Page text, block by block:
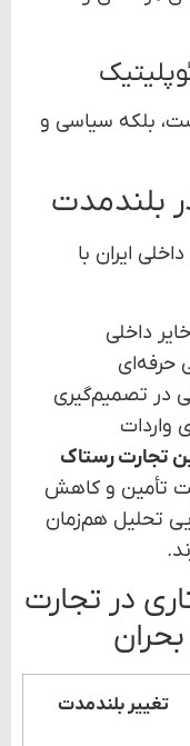
بلکه سیاسی و
در بلندمدت
ایران با
داخلی
حرفه‌ای
در تصمیم‌گیری
واردات
تجارت رستاک
تأمین و کاهش
تحلیل هم‌زمان
در تجارت
تغییر بلندمدت